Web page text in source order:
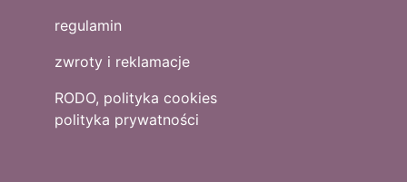
regulamin
zwroty i reklamacje
RODO, polityka cookies
polityka prywatności